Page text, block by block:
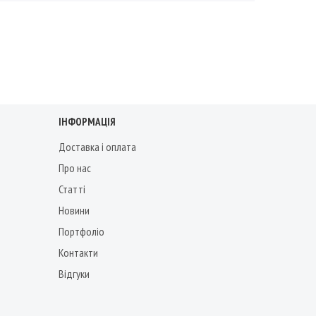
ІНФОРМАЦІЯ
Доставка і оплата
Про нас
Статті
Новини
Портфоліо
Контакти
Відгуки